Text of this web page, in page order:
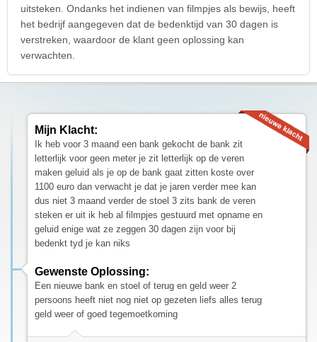
uitsteken. Ondanks het indienen van filmpjes als bewijs, heeft
het bedrijf aangegeven dat de bedenktijd van 30 dagen is
verstreken, waardoor de klant geen oplossing kan
verwachten.
Mijn Klacht:
Ik heb voor 3 maand een bank gekocht de bank zit
letterlijk voor geen meter je zit letterlijk op de veren
maken geluid als je op de bank gaat zitten koste over
1100 euro dan verwacht je dat je jaren verder mee kan
dus niet 3 maand verder de stoel 3 zits bank de veren
steken er uit ik heb al filmpjes gestuurd met opname en
geluid enige wat ze zeggen 30 dagen zijn voor bij
bedenkt tyd je kan niks
Gewenste Oplossing:
Een nieuwe bank en stoel of terug en geld weer 2
persoons heeft niet nog niet op gezeten liefs alles terug
geld weer of goed tegemoetkoming